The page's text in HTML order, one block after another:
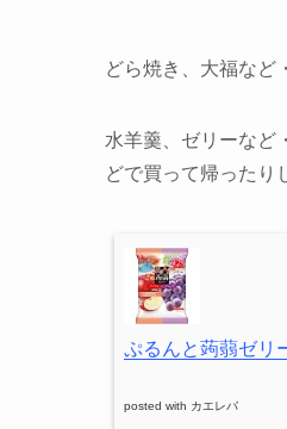
どら焼き、大福など
水羊羹、ゼリーなど
どで買って帰ったり
ぷるんと蒟蒻ゼリ
posted with カエレバ